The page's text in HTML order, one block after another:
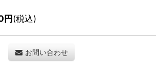
円(税込)
お問い合わせ